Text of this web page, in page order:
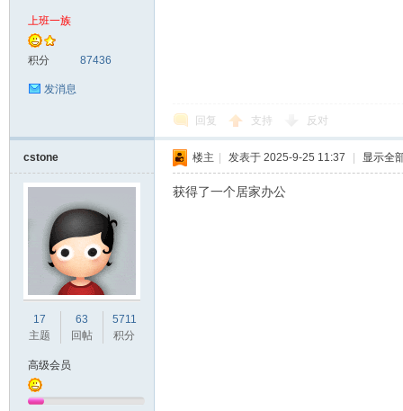
上班一族
积分 87436
发消息
回复 支持 反对
cstone
17
主题
63
回帖
5711
积分
高级会员
楼主 发表于 2025-9-25 11:37 显示全
获得了一个居家办公